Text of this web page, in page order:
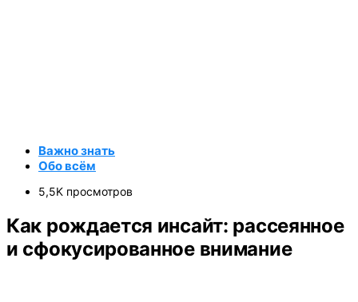
Важно знать
Обо всём
5,5K просмотров
Как рождается инсайт: рассеянное
и сфокусированное внимание